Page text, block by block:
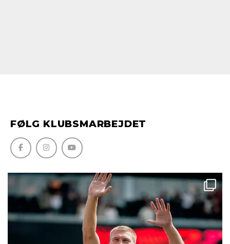
FØLG KLUBSMARBEJDET